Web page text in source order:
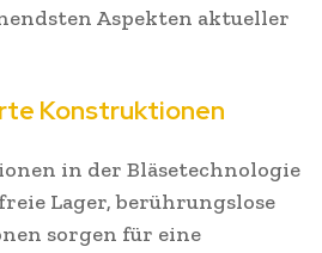
Aspekten aktueller
Konstruktionen
in der Bläsetechnologie
Lager, berührungslose
sorgen für eine